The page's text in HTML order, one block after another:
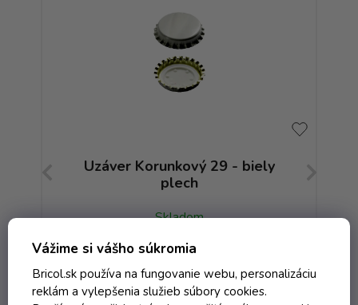
Vážime si vášho súkromia
Bricol.sk používa na fungovanie webu, personalizáciu
reklám a vylepšenia služieb súbory cookies.
Uzáver Korunkový 29 - biely
plech
Skladom
0,18 € vrátane DPH